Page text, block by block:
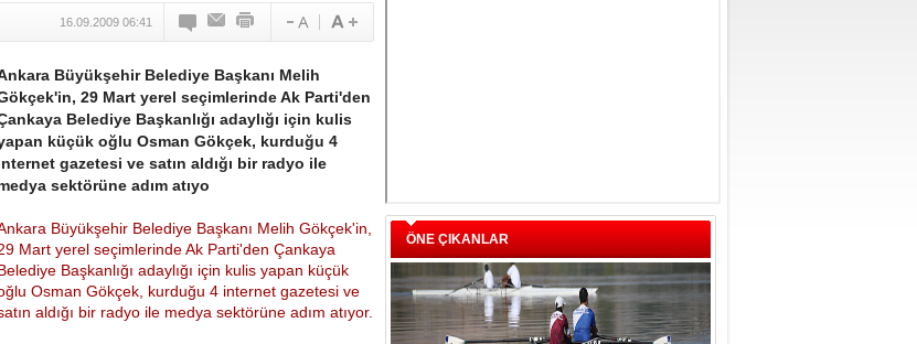
SPOR KLUPLERİMİZ VE SPORCULAR SAHİPSİZ KALMAMALIDIR.
Mikail Arıkan’a Yeni Görev
ODABAŞI’NIN GİZLİ ZİYARETLERİ SİYASETİ KARIŞTIRDI!
Gölbaşı Belediyesi’nde Gece Nöbeti Mi Var?
İNCEK PARKI’NI YOK ETTİNİZ
16.09.2009 06:41
Büyükşehir Belediye Başkanı Melih
29 Mart yerel seçimlerinde Ak Parti'den
Belediye Başkanlığı adaylığı için kulis
küçük oğlu Osman Gökçek, kurduğu 4
gazetesi ve satın aldığı bir radyo ile
sektörüne adım atıyo
Büyükşehir Belediye Başkanı Melih Gökçek'in,
Mart yerel seçimlerinde Ak Parti'den Çankaya
Başkanlığı adaylığı için kulis yapan küçük
Osman Gökçek, kurduğu 4 internet gazetesi ve
aldığı bir radyo ile medya sektörüne adım atıyor.
ÖNE ÇIKANLAR